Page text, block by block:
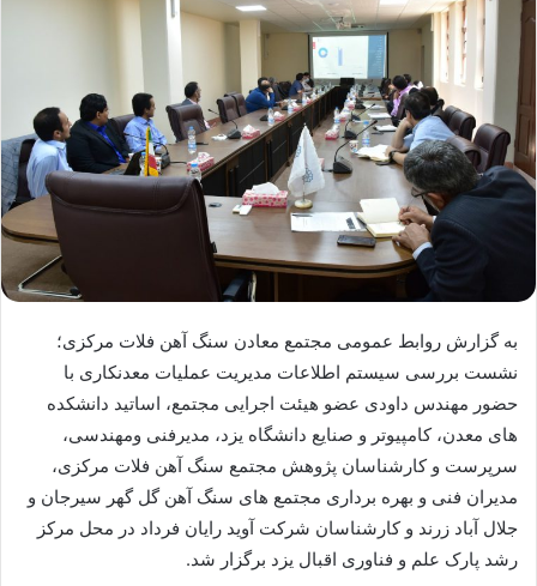
به گزارش روابط عمومی مجتمع معادن سنگ آهن فلات مرکزی؛
نشست بررسی سیستم اطلاعات مدیریت عملیات معدنکاری با
حضور مهندس داودی عضو هیئت اجرایی مجتمع، اساتید دانشکده
های معدن، کامپیوتر و صنایع دانشگاه یزد، مدیرفنی ومهندسی،
سرپرست و کارشناسان پژوهش مجتمع سنگ آهن فلات مرکزی،
مدیران فنی و بهره برداری مجتمع های سنگ آهن گل گهر سیرجان و
جلال آباد زرند و کارشناسان شرکت آوید رایان فرداد در محل مرکز
رشد پارک علم و فناوری اقبال یزد برگزار شد.